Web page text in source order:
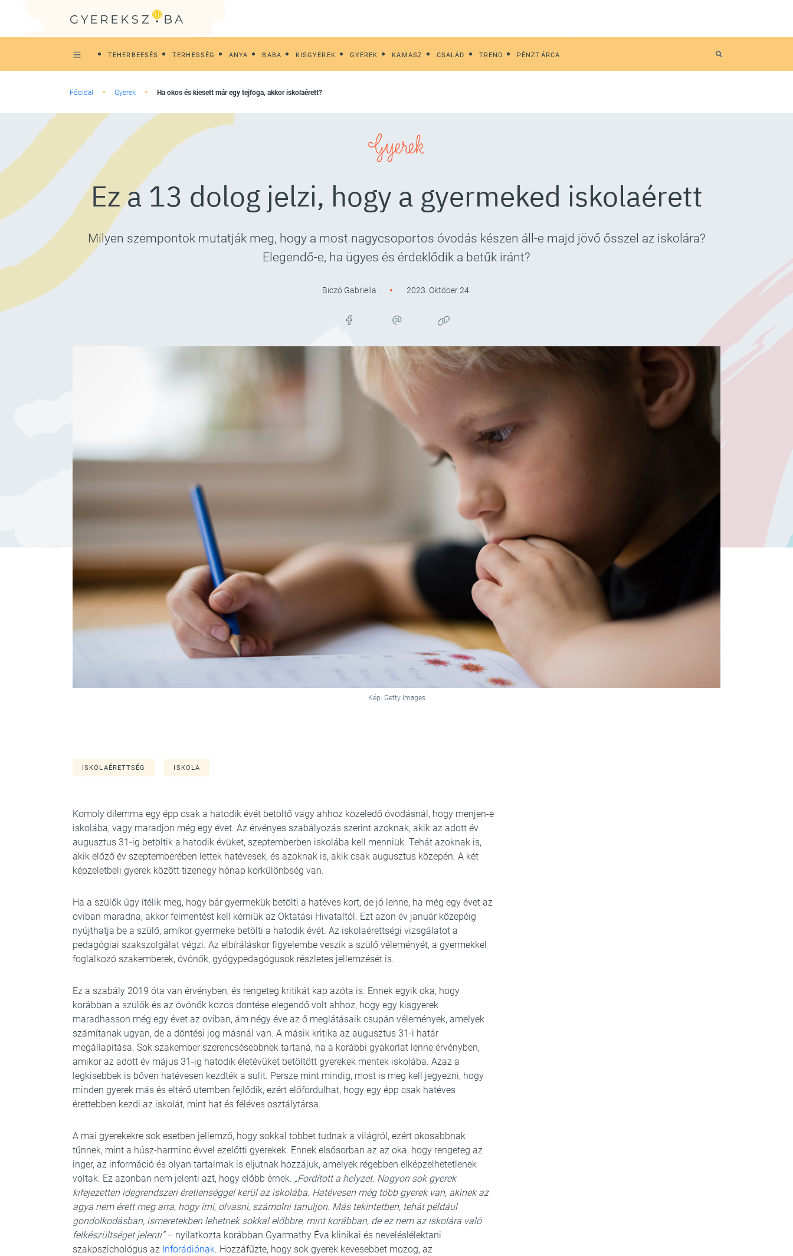
TEHERBEESÉS TERHESSÉG ANYA BABA KISGYEREK GYEREK KAMASZ CSALÁD TREND PÉNZTÁRCA
Főoldal Gyerek Ha okos és kiesett már egy tejfoga, akkor iskolaérett?
Gyerek
Ez a 13 dolog jelzi, hogy a gyermeked iskolaérett
Milyen szempontok mutatják meg, hogy a most nagycsoportos óvodás készen áll-e majd jövő ősszel az iskolára?
Elegendő-e, ha ügyes és érdeklődik a betűk iránt?
Biczó Gabriella 2023. Október 24.
Kép: Getty Images
ISKOLAÉRETTSÉG ISKOLA
Komoly dilemma egy épp csak a hatodik évét betöltő vagy ahhoz közeledő óvodásnál, hogy menjen-e
iskolába, vagy maradjon még egy évet. Az érvényes szabályozás szerint azoknak, akik az adott év
augusztus 31-ig betöltik a hatodik évüket, szeptemberben iskolába kell menniük. Tehát azoknak is,
akik előző év szeptemberében lettek hatévesek, és azoknak is, akik csak augusztus közepén. A két
képzeletbeli gyerek között tizenegy hónap korkülönbség van.
Ha a szülők úgy ítélik meg, hogy bár gyermekük betölti a hatéves kort, de jó lenne, ha még egy évet az
oviban maradna, akkor felmentést kell kérniük az Oktatási Hivataltól. Ezt azon év január közepéig
nyújthatja be a szülő, amikor gyermeke betölti a hatodik évét. Az iskolaérettségi vizsgálatot a
pedagógiai szakszolgálat végzi. Az elbíráláskor figyelembe veszik a szülő véleményét, a gyermekkel
foglalkozó szakemberek, óvónők, gyógypedagógusok részletes jellemzését is.
Ez a szabály 2019 óta van érvényben, és rengeteg kritikát kap azóta is. Ennek egyik oka, hogy
korábban a szülők és az óvónők közös döntése elegendő volt ahhoz, hogy egy kisgyerek
maradhasson még egy évet az oviban, ám négy éve az ő meglátásaik csupán vélemények, amelyek
számítanak ugyan, de a döntési jog másnál van. A másik kritika az augusztus 31-i határ
megállapítása. Sok szakember szerencsésebbnek tartaná, ha a korábbi gyakorlat lenne érvényben,
amikor az adott év május 31-ig hatodik életévüket betöltött gyerekek mentek iskolába. Azaz a
legkisebbek is bőven hatévesen kezdték a sulit. Persze mint mindig, most is meg kell jegyezni, hogy
minden gyerek más és eltérő ütemben fejlődik, ezért előfordulhat, hogy egy épp csak hatéves
érettebben kezdi az iskolát, mint hat és féléves osztálytársa.
A mai gyerekekre sok esetben jellemző, hogy sokkal többet tudnak a világról, ezért okosabbnak
tűnnek, mint a húsz-harminc évvel ezelőtti gyerekek. Ennek elsősorban az az oka, hogy rengeteg az
inger, az információ és olyan tartalmak is eljutnak hozzájuk, amelyek régebben elképzelhetetlenek
voltak. Ez azonban nem jelenti azt, hogy előbb érnek. „Fordított a helyzet. Nagyon sok gyerek
kifejezetten idegrendszeri éretlenséggel kerül az iskolába. Hatévesen még több gyerek van, akinek az
agya nem érett meg arra, hogy írni, olvasni, számolni tanuljon. Más tekintetben, tehát például
gondolkodásban, ismeretekben lehetnek sokkal előbbre, mint korábban, de ez nem az iskolára való
felkészültséget jelenti”– nyilatkozta korábban Gyarmathy Éva klinikai és neveléslélektani
szakpszichológus az Inforádiónak. Hozzáfűzte, hogy sok gyerek kevesebbet mozog, az